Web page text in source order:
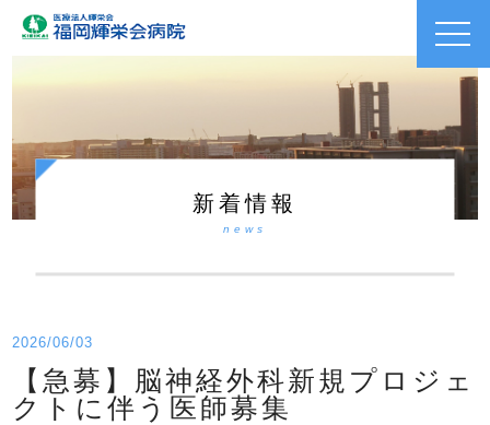
toggle
新着情報
news
2026/06/03
【急募】脳神経外科新規プロジェ
クトに伴う医師募集